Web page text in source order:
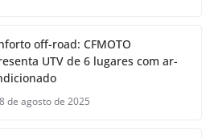
off-road: CFMOTO
UTV de 6 lugares com ar-
de agosto de 2025